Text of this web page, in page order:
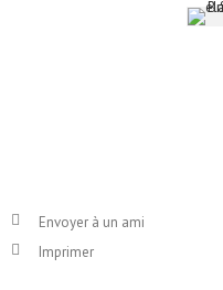
Envoyer à un ami
Imprimer